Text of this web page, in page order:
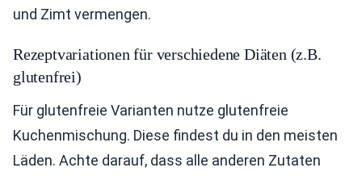
und Zimt vermengen.
Rezeptvariationen für verschiedene Diäten (z.B.
glutenfrei)
Für glutenfreie Varianten nutze glutenfreie
Kuchenmischung. Diese findest du in den meisten
Läden. Achte darauf, dass alle anderen Zutaten